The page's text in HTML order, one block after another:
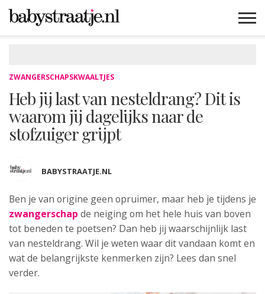
ZWANGERSCHAPSKWAALTJES
Heb jij last van nesteldrang? Dit is
waarom jij dagelijks naar de
stofzuiger grijpt
BABYSTRAATJE.NL
Ben je van origine geen opruimer, maar heb je tijdens je
zwangerschap de neiging om het hele huis van boven
tot beneden te poetsen? Dan heb jij waarschijnlijk last
van nesteldrang. Wil je weten waar dit vandaan komt en
wat de belangrijkste kenmerken zijn? Lees dan snel
verder.